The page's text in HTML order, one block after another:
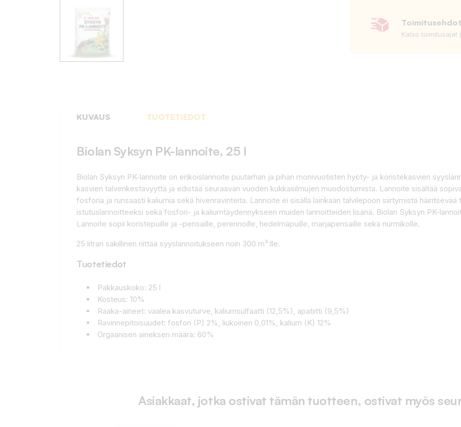
Toimitusehdot
Katso toimitusajat
KUVAUS TUOTETIEDOT
Biolan Syksyn PK-lannoite, 25 l
Biolan Syksyn PK-lannoite on erikoislannoite puutarhan ja pihan monivuotisten hyöty- ja koristekasvien
kasvien talvenkestävyyttä ja edistää seuraavan vuoden kukkasilmujen muodostumista. Lannoite sisältää
fosforia ja runsaasti kaliumia sekä hivenravinteita. Lannoite ei sisällä lainkaan talvilepoon siirtymistä
istutuslannoitteeksi sekä fosfori- ja kaliumtäydennykseen muiden lannoitteiden lisänä. Biolan Syksyn PK-
Lannoite sopii koristepuille ja -pensaille, perennoille, hedelmäpuille, marjapensaille sekä nurmikolle.
25 litran säkillinen riittää syyslannoitukseen noin 300 m²:lle.
Tuotetiedot
Pakkauskoko: 25 l
Kosteus: 10%
Raaka-aineet: vaalea kasvuturve, kaliumsulfaatti (12,5%), apatiitti (9,5%)
Ravinnepitoisuudet: fosfori (P) 2%, liukoinen 0,01%, kalium (K) 12%
Orgaanisen aineksen määrä: 60%
Asiakkaat, jotka ostivat tämän tuotteen, ostivat myös